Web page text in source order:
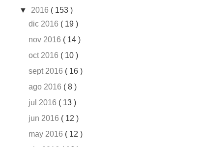
▼ 2016 ( 153 )
dic 2016 ( 19 )
nov 2016 ( 14 )
oct 2016 ( 10 )
sept 2016 ( 16 )
ago 2016 ( 8 )
jul 2016 ( 13 )
jun 2016 ( 12 )
may 2016 ( 12 )